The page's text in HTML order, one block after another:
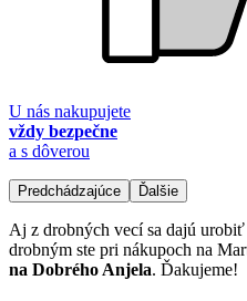
U nás nakupujete
vždy bezpečne
a s dôverou
Predchádzajúce Ďalšie
Aj z drobných vecí sa dajú
drobným ste pri nákupoch na
na Dobrého Anjela. Ďakujeme!